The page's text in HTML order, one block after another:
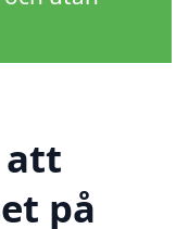
att
på